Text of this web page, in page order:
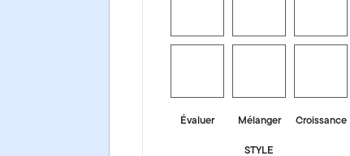
Évaluer Mélanger
Croissance
STYLE